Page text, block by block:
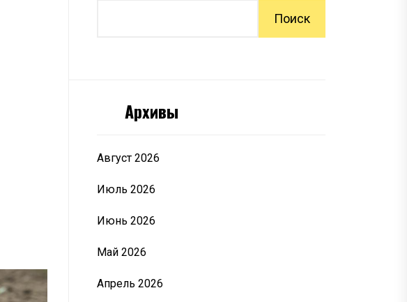
Поиск
Архивы
Август 2026
Июль 2026
Июнь 2026
Май 2026
Апрель 2026